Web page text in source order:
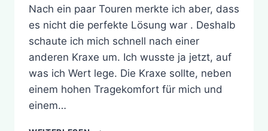
Nach ein paar Touren merkte ich aber, dass
es nicht die perfekte Lösung war . Deshalb
schaute ich mich schnell nach einer
anderen Kraxe um. Ich wusste ja jetzt, auf
was ich Wert lege. Die Kraxe sollte, neben
einem hohen Tragekomfort für mich und
einem…